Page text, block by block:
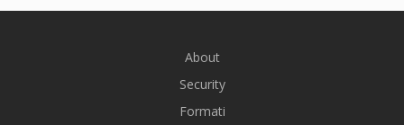
About
Security
Formati